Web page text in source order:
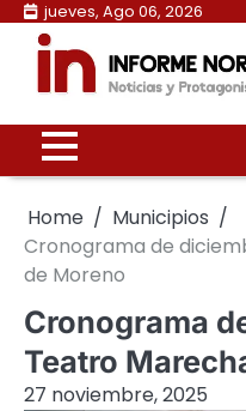
Skip
content
jueves, Ago 06, 2026
Home
Municipios
Cronograma de
de Moreno
Cronograma
Teatro
27 noviembre, 2025